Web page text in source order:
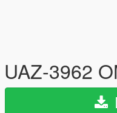
UAZ-3962